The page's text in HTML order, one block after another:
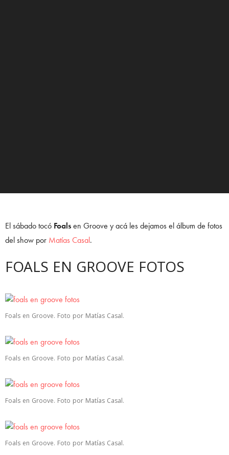
El sábado tocó Foalsen Groove y acá les dejamos el álbum de fotos
del show por Matías Casal.
FOALS EN GROOVE FOTOS
Foals en Groove. Foto por Matías Casal.
Foals en Groove. Foto por Matías Casal.
Foals en Groove. Foto por Matías Casal.
Foals en Groove. Foto por Matías Casal.